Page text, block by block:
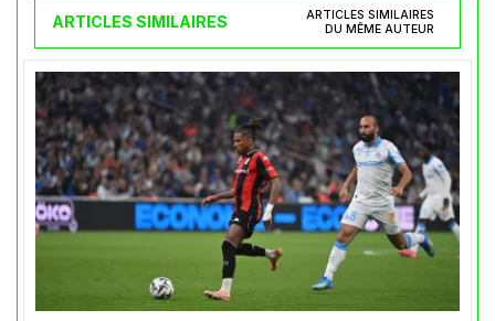
ARTICLES SIMILAIRES
ARTICLES SIMILAIRES
DU MÊME AUTEUR